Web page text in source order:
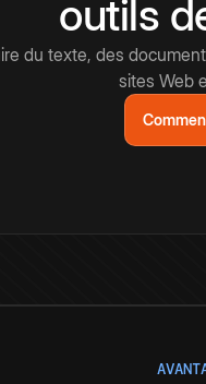
outils
du texte, des
sites Web